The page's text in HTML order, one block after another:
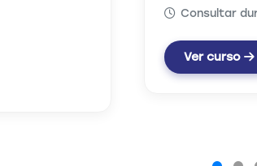
Consultar
Ver curso